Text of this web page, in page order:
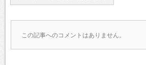
この記事へのコメントはありません。